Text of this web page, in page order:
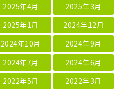
2025年4月
2025年3月
2025年1月
2024年12月
2024年10月
2024年9月
2024年7月
2024年6月
2022年5月
2022年3月